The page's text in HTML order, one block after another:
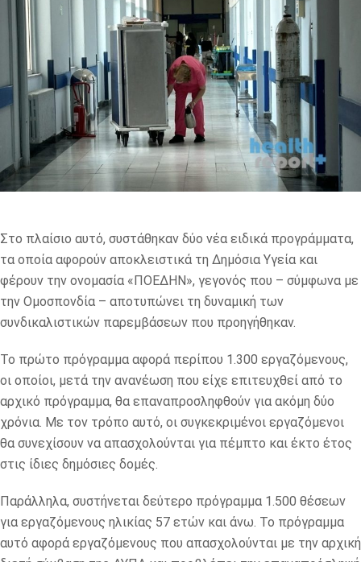
Στο πλαίσιο αυτό, συστάθηκαν δύο νέα ειδικά προγράμματα,
τα οποία αφορούν αποκλειστικά τη Δημόσια Υγεία και
φέρουν την ονομασία «ΠΟΕΔΗΝ», γεγονός που – σύμφωνα με
την Ομοσπονδία – αποτυπώνει τη δυναμική των
συνδικαλιστικών παρεμβάσεων που προηγήθηκαν.
Το πρώτο πρόγραμμα αφορά περίπου 1.300 εργαζόμενους,
οι οποίοι, μετά την ανανέωση που είχε επιτευχθεί από το
αρχικό πρόγραμμα, θα επαναπροσληφθούν για ακόμη δύο
χρόνια. Με τον τρόπο αυτό, οι συγκεκριμένοι εργαζόμενοι
θα συνεχίσουν να απασχολούνται για πέμπτο και έκτο έτος
στις ίδιες δημόσιες δομές.
Παράλληλα, συστήνεται δεύτερο πρόγραμμα 1.500 θέσεων
για εργαζόμενους ηλικίας 57 ετών και άνω. Το πρόγραμμα
αυτό αφορά εργαζόμενους που απασχολούνται με την αρχική